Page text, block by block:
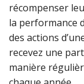
récompenser
la performance
des actions
recevez une
manière